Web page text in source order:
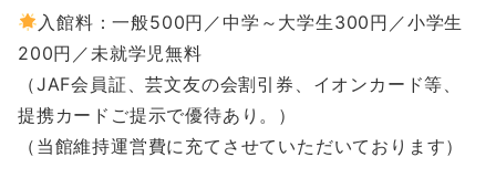
入館料：一般500円／中学～大学生300円／小学生
200円／未就学児無料
（JAF会員証、芸文友の会割引券、イオンカード等、
提携カードご提示で優待あり。）
（当館維持運営費に充てさせていただいております）